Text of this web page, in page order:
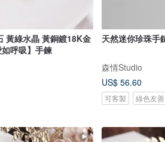
黃綠水晶 黃銅鍍18K金
如呼吸】手鍊
森情Studio
US$ 56.60
可客製 綠色友善